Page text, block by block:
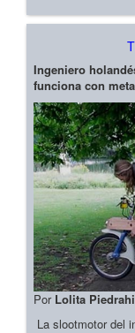
Ingeniero
funciona con
Por Lolita
La slootmotor del